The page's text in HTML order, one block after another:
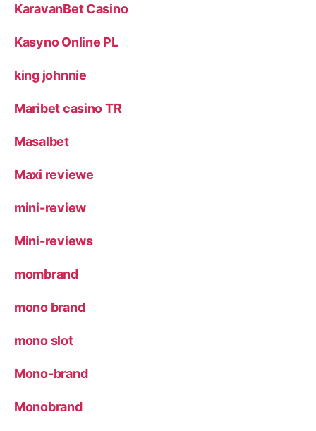
KaravanBet Casino
Kasyno Online PL
king johnnie
Maribet casino TR
Masalbet
Maxi reviewe
mini-review
Mini-reviews
mombrand
mono brand
mono slot
Mono-brand
Monobrand